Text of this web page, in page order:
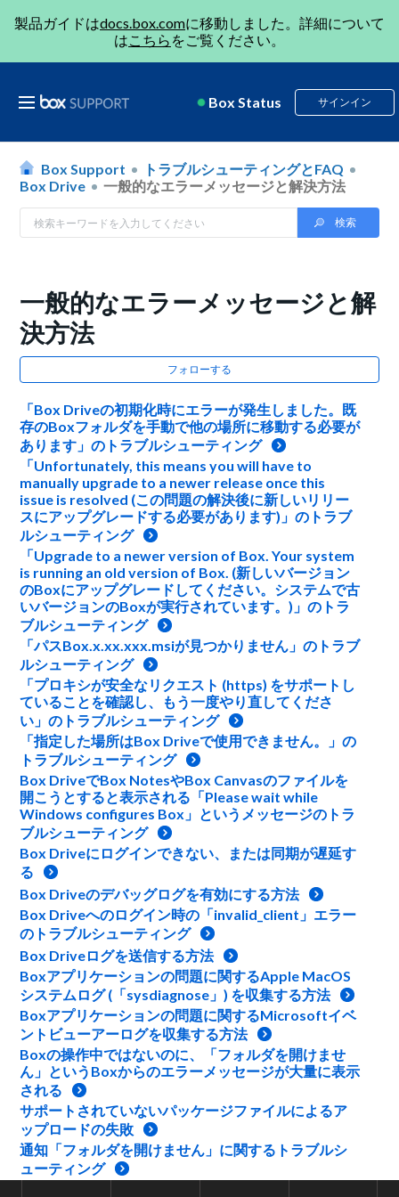
製品ガイドはdocs.box.comに移動しました。詳細について
はこちら をご覧ください。
Box Status サインイン
Box Support
トラブルシューティングとFAQ
Box Drive
一般的なエラーメッセージと解決方法
一般的なエラーメッセージと解
決方法
フォローする
「Box Driveの初期化時にエラーが発生しました。既
存のBoxフォルダを手動で他の場所に移動する必要が
あります」のトラブルシューティング
「Unfortunately, this means you will have to
manually upgrade to a newer release once this
issue is resolved (この問題の解決後に新しいリリー
スにアップグレードする必要があります)」のトラブ
ルシューティング
「Upgrade to a newer version of Box. Your system
is running an old version of Box. (新しいバージョン
のBoxにアップグレードしてください。システムで古
いバージョンのBoxが実行されています。)」のトラ
ブルシューティング
「パスBox.x.xx.xxx.msiが見つかりません」のトラブ
ルシューティング
「プロキシが安全なリクエスト (https) をサポートし
ていることを確認し、もう一度やり直してくださ
い」のトラブルシューティング
「指定した場所はBox Driveで使用できません。」の
トラブルシューティング
Box DriveでBox NotesやBox Canvasのファイルを
開こうとすると表示される「Please wait while
Windows configures Box」というメッセージのトラ
ブルシューティング
Box Driveにログインできない、または同期が遅延す
る
Box Driveのデバッグログを有効にする方法
Box Driveへのログイン時の「invalid_client」エラー
のトラブルシューティング
Box Driveログを送信する方法
Boxアプリケーションの問題に関するApple MacOS
システムログ (「sysdiagnose」) を収集する方法
Boxアプリケーションの問題に関するMicrosoftイベ
ントビューアーログを収集する方法
Boxの操作中ではないのに、「フォルダを開けませ
ん」というBoxからのエラーメッセージが大量に表示
される
サポートされていないパッケージファイルによるア
ップロードの失敗
通知「フォルダを開けません」に関するトラブルシ
ューティング